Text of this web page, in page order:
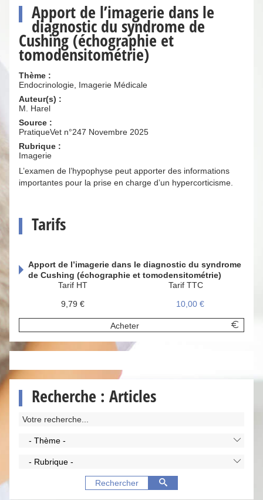
Apport de l’imagerie dans le
diagnostic du syndrome de
Cushing (échographie et
tomodensitométrie)
Thème :
Endocrinologie, Imagerie Médicale
Auteur(s) :
M. Harel
Source :
PratiqueVet n°247 Novembre 2025
Rubrique :
Imagerie
L’examen de l’hypophyse peut apporter des informations
importantes pour la prise en charge d’un hypercorticisme.
Tarifs
Apport de l’imagerie dans le diagnostic du syndrome
de Cushing (échographie et tomodensitométrie)
Tarif HT
9,79 €
Tarif TTC
10,00 €
Acheter
Recherche : Articles
- Thème -
- Rubrique -
Rechercher